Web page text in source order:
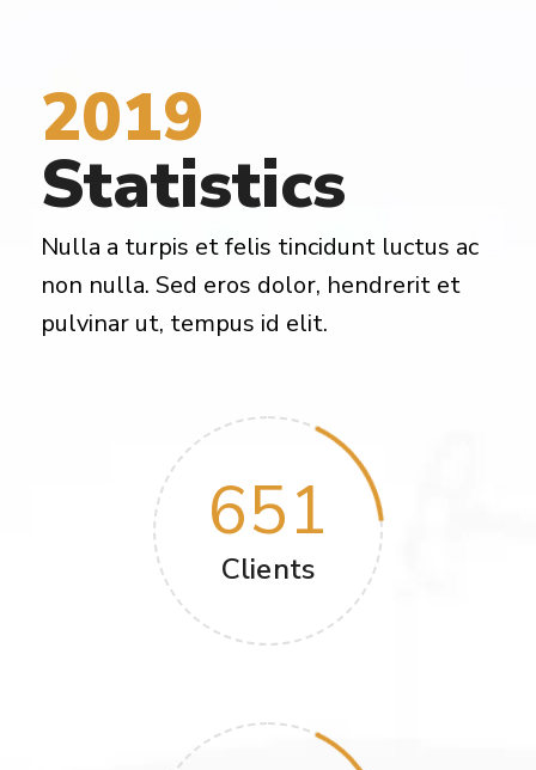
2019
Statistics
Nulla a turpis et felis tincidunt luctus ac
non nulla. Sed eros dolor, hendrerit et
pulvinar ut, tempus id elit.
651
Clients